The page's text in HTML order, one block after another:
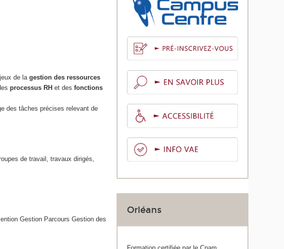
de lagestion des ressources
processus RH et des fonctions
des tâches précises relevant de
de travail, travaux dirigés,
Gestion Parcours Gestion des
Orléans